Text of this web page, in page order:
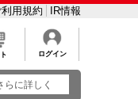
利用規約 IR情報
ログイン
らに詳しく